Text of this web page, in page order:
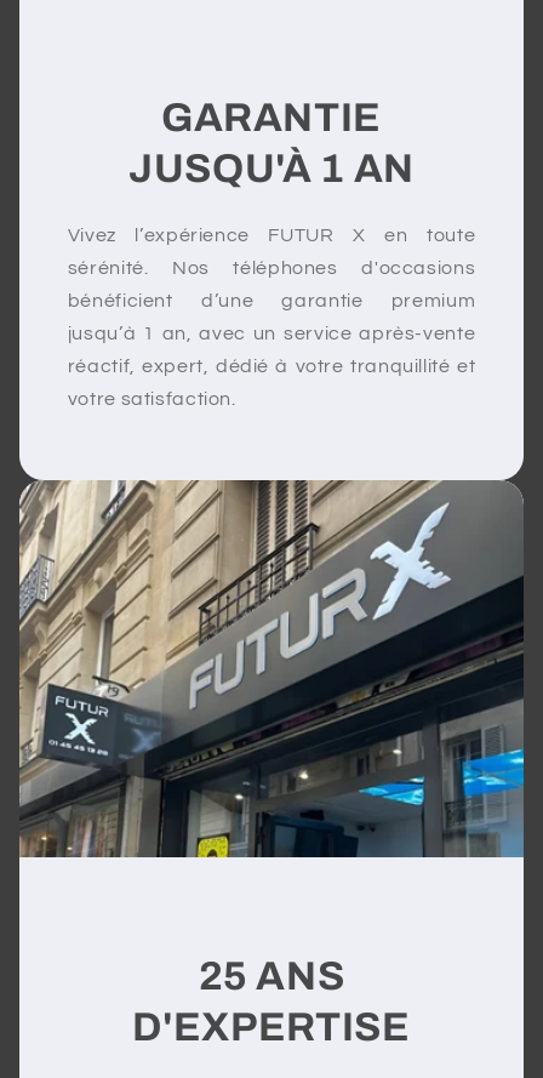
GARANTIE
JUSQU'À 1 AN
Vivez l’expérience FUTUR X en toute
sérénité. Nos téléphones d'occasions
bénéficient d’une garantie premium
jusqu’à 1 an, avec un service après-vente
réactif, expert, dédié à votre tranquillité et
votre satisfaction.
25 ANS
D'EXPERTISE